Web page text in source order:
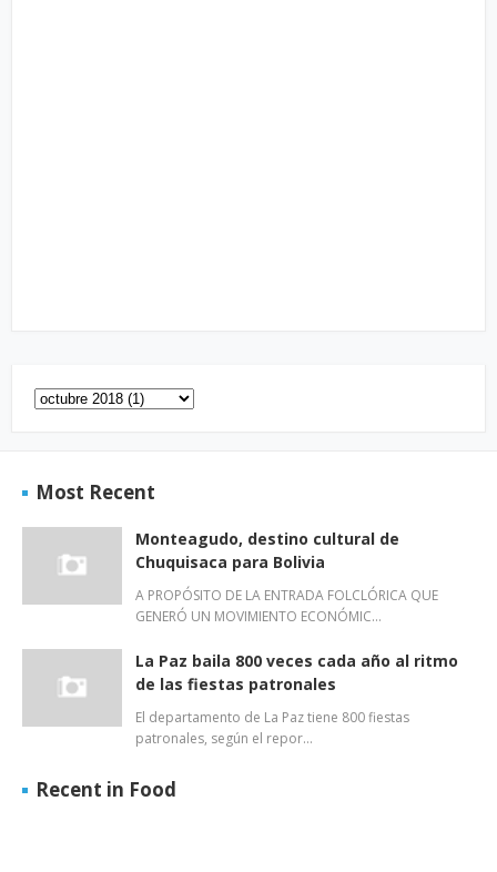
Most Recent
Monteagudo, destino cultural de
Chuquisaca para Bolivia
A PROPÓSITO DE LA ENTRADA FOLCLÓRICA QUE
GENERÓ UN MOVIMIENTO ECONÓMIC…
La Paz baila 800 veces cada año al ritmo
de las fiestas patronales
El departamento de La Paz tiene 800 fiestas
patronales, según el repor…
Recent in Food